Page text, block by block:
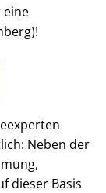
eine
Neben der
dieser Basis